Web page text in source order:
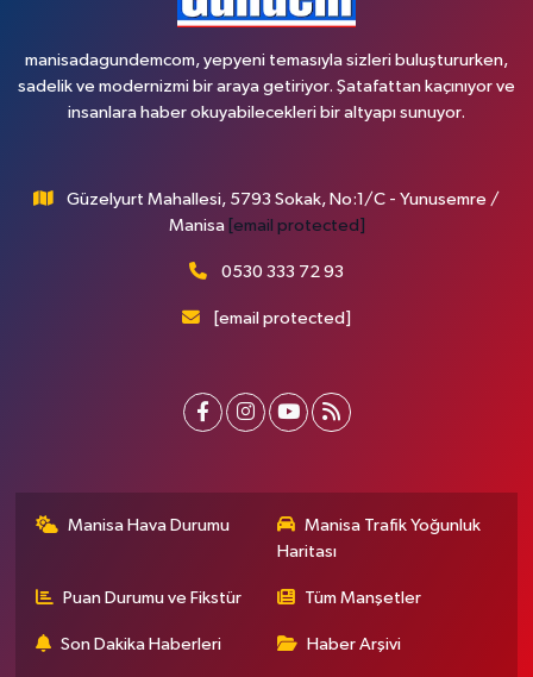
manisadagundemcom, yepyeni temasıyla sizleri buluştururken,
sadelik ve modernizmi bir araya getiriyor. Şatafattan kaçınıyor ve
insanlara haber okuyabilecekleri bir altyapı sunuyor.
Güzelyurt Mahallesi, 5793 Sokak, No:1/C - Yunusemre /
Manisa [email protected]
0530 333 72 93
[email protected]
Manisa Hava Durumu
Manisa Trafik Yoğunluk
Haritası
Puan Durumu ve Fikstür Tüm Manşetler
Son Dakika Haberleri Haber Arşivi